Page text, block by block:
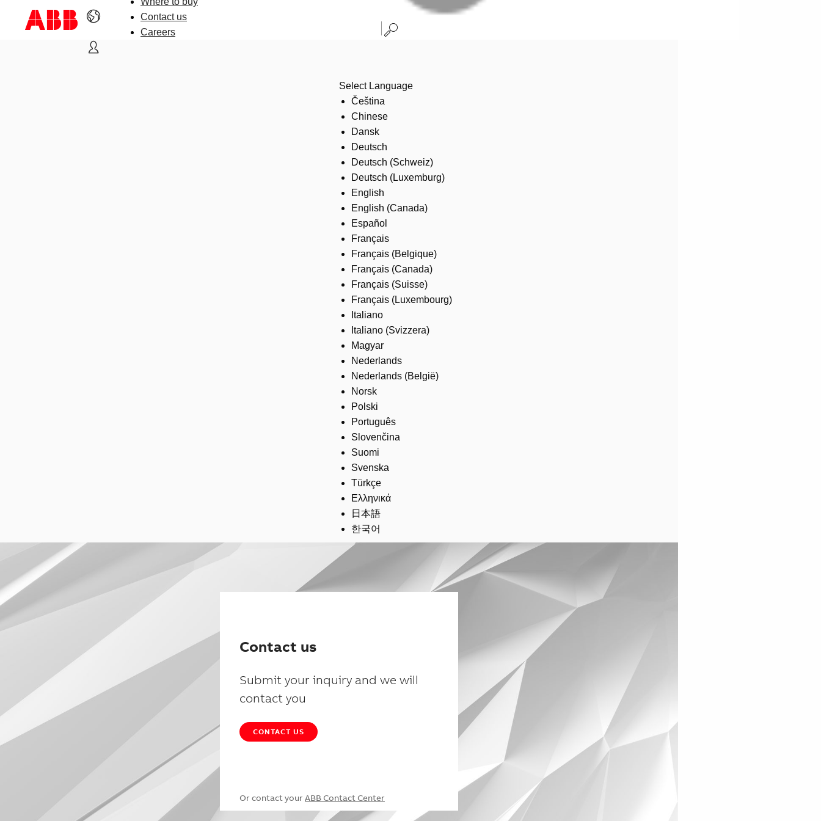
Contact us
Careers
Select Language
Čeština
Chinese
Dansk
Deutsch
Deutsch (Schweiz)
Deutsch (Luxemburg)
English
English (Canada)
Español
Français
Français (Belgique)
Français (Canada)
Français (Suisse)
Français (Luxembourg)
Italiano
Italiano (Svizzera)
Magyar
Nederlands
Nederlands (België)
Norsk
Polski
Português
Slovenčina
Suomi
Svenska
Türkçe
Ελληνικά
日本語
한국어
Contact us
Submit your inquiry and we will
contact you
CONTACT US
Or contact your ABB Contact Center